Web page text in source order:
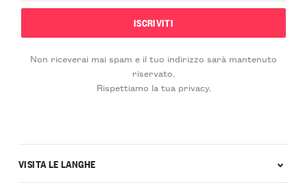
Non riceverai mai spam e il tuo indirizzo sarà mantenuto
riservato.
Rispettiamo la tua privacy.
VISITA LE LANGHE